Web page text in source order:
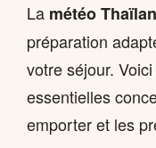
La météo
préparation
votre séjour.
essentielles
emporter et les